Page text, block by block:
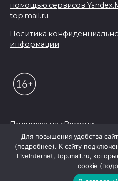
помощью сервисов
top.mail.ru
Политика
информации
Подписка на «Восход»
© 2026 Редакция "Восход"
Для повышения удобства
(подробнее). К сайту
LiveInternet, top.mail.ru,
cookie